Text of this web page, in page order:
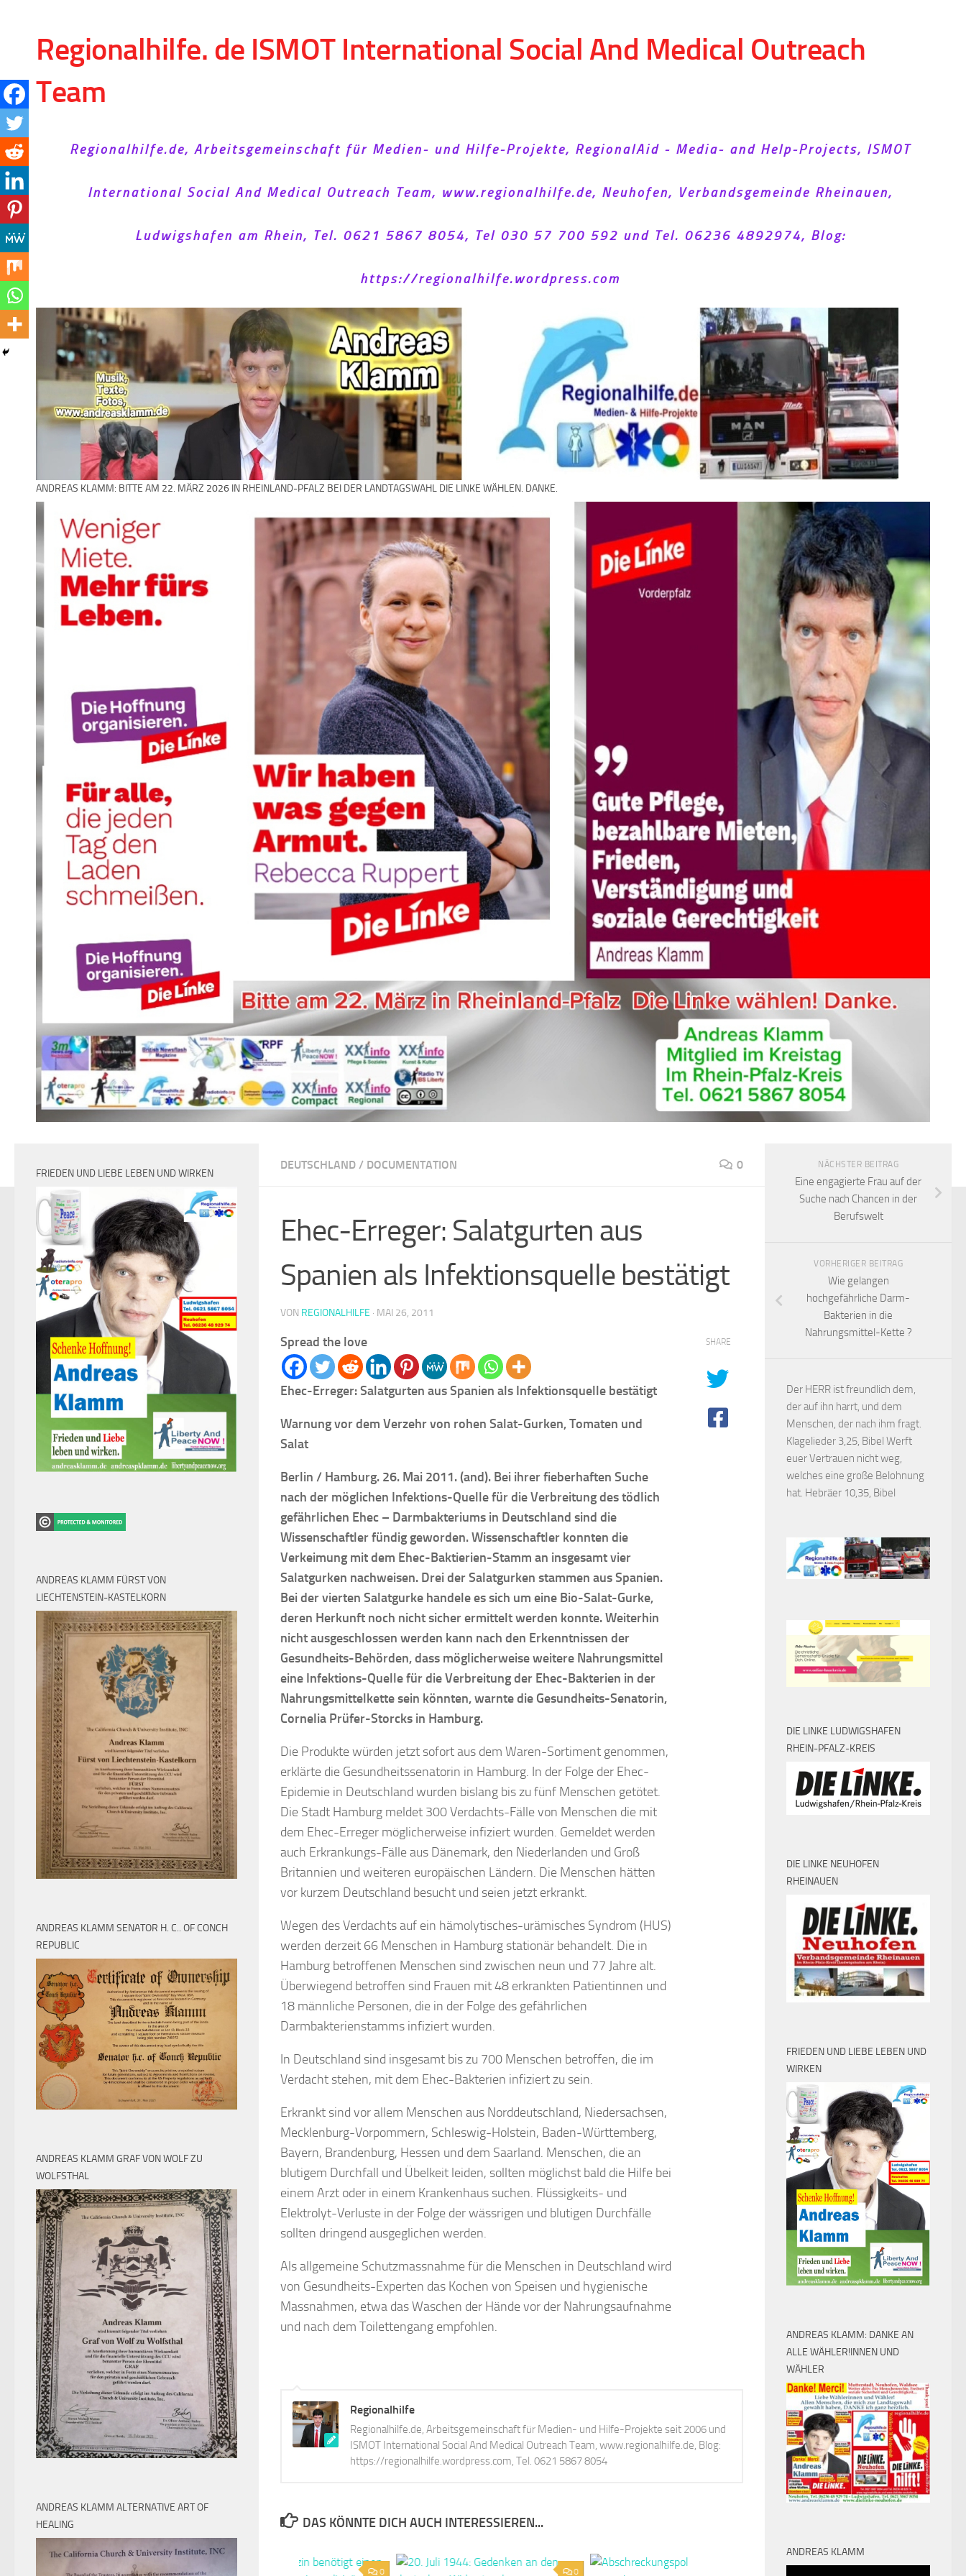
Regionalhilfe. de ISMOT International Social And Medical Outreach
Team
Regionalhilfe.de, Arbeitsgemeinschaft für Medien- und Hilfe-Projekte, RegionalAid - Media- and Help-Projects, ISMOT
International Social And Medical Outreach Team, www.regionalhilfe.de, Neuhofen, Verbandsgemeinde Rheinauen,
Ludwigshafen am Rhein, Tel. 0621 5867 8054, Tel 030 57 700 592 und Tel. 06236 4892974, Blog:
https://regionalhilfe.wordpress.com
ANDREAS KLAMM: BITTE AM 22. MÄRZ 2026 IN RHEINLAND-PFALZ BEI DER LANDTAGSWAHL DIE LINKE WÄHLEN. DANKE.
DEUTSCHLAND / DOCUMENTATION 0
Ehec-Erreger: Salatgurten aus
Spanien als Infektionsquelle bestätigt
VON REGIONALHILFE · MAI 26, 2011
Spread the love
Ehec-Erreger: Salatgurten aus Spanien als Infektionsquelle bestätigt
Warnung vor dem Verzehr von rohen Salat-Gurken, Tomaten und
Salat
Berlin / Hamburg. 26. Mai 2011. (and). Bei ihrer fieberhaften Suche
nach der möglichen Infektions-Quelle für die Verbreitung des tödlich
gefährlichen Ehec – Darmbakteriums in Deutschland sind die
Wissenschaftler fündig geworden. Wissenschaftler konnten die
Verkeimung mit dem Ehec-Baktierien-Stamm an insgesamt vier
Salatgurken nachweisen. Drei der Salatgurken stammen aus Spanien.
Bei der vierten Salatgurke handele es sich um eine Bio-Salat-Gurke,
deren Herkunft noch nicht sicher ermittelt werden konnte. Weiterhin
nicht ausgeschlossen werden kann nach den Erkenntnissen der
Gesundheits-Behörden, dass möglicherweise weitere Nahrungsmittel
eine Infektions-Quelle für die Verbreitung der Ehec-Bakterien in der
Nahrungsmittelkette sein könnten, warnte die Gesundheits-Senatorin,
Cornelia Prüfer-Storcks in Hamburg.
Die Produkte würden jetzt sofort aus dem Waren-Sortiment genommen,
erklärte die Gesundheitssenatorin in Hamburg. In der Folge der Ehec-
Epidemie in Deutschland wurden bislang bis zu fünf Menschen getötet.
Die Stadt Hamburg meldet 300 Verdachts-Fälle von Menschen die mit
dem Ehec-Erreger möglicherweise infiziert wurden. Gemeldet werden
auch Erkrankungs-Fälle aus Dänemark, den Niederlanden und Groß
Britannien und weiteren europäischen Ländern. Die Menschen hätten
vor kurzem Deutschland besucht und seien jetzt erkrankt.
Wegen des Verdachts auf ein hämolytisches-urämisches Syndrom (HUS)
werden derzeit 66 Menschen in Hamburg stationär behandelt. Die in
Hamburg betroffenen Menschen sind zwischen neun und 77 Jahre alt.
Überwiegend betroffen sind Frauen mit 48 erkrankten Patientinnen und
18 männliche Personen, die in der Folge des gefährlichen
Darmbakterienstamms infiziert wurden.
In Deutschland sind insgesamt bis zu 700 Menschen betroffen, die im
Verdacht stehen, mit dem Ehec-Bakterien infiziert zu sein.
Erkrankt sind vor allem Menschen aus Norddeutschland, Niedersachsen,
Mecklenburg-Vorpommern, Schleswig-Holstein, Baden-Württemberg,
Bayern, Brandenburg, Hessen und dem Saarland. Menschen, die an
blutigem Durchfall und Übelkeit leiden, sollten möglichst bald die Hilfe bei
einem Arzt oder in einem Krankenhaus suchen. Flüssigkeits- und
Elektrolyt-Verluste in der Folge der wässrigen und blutigen Durchfälle
sollten dringend ausgeglichen werden.
Als allgemeine Schutzmassnahme für die Menschen in Deutschland wird
von Gesundheits-Experten das Kochen von Speisen und hygienische
Massnahmen, etwa das Waschen der Hände vor der Nahrungsaufnahme
und nach dem Toilettengang empfohlen.
SHARE
Regionalhilfe
Regionalhilfe.de, Arbeitsgemeinschaft für Medien- und Hilfe-Projekte seit 2006 und
ISMOT International Social And Medical Outreach Team, www.regionalhilfe.de, Blog:
https://regionalhilfe.wordpress.com, Tel. 0621 5867 8054
DAS KÖNNTE DICH AUCH INTERESSIEREN...
0
0
FRIEDEN UND LIEBE LEBEN UND WIRKEN
ANDREAS KLAMM FÜRST VON
LIECHTENSTEIN-KASTELKORN
ANDREAS KLAMM SENATOR H. C.. OF CONCH
REPUBLIC
ANDREAS KLAMM GRAF VON WOLF ZU
WOLFSTHAL
ANDREAS KLAMM ALTERNATIVE ART OF
HEALING
NÄCHSTER BEITRAG
Eine engagierte Frau auf der
Suche nach Chancen in der
Berufswelt
VORHERIGER BEITRAG
Wie gelangen
hochgefährliche Darm-
Bakterien in die
Nahrungsmittel-Kette ?
Der HERR ist freundlich dem,
der auf ihn harrt, und dem
Menschen, der nach ihm fragt.
Klagelieder 3,25, Bibel Werft
euer Vertrauen nicht weg,
welches eine große Belohnung
hat. Hebräer 10,35, Bibel
DIE LINKE LUDWIGSHAFEN
RHEIN-PFALZ-KREIS
DIE LINKE NEUHOFEN
RHEINAUEN
FRIEDEN UND LIEBE LEBEN UND
WIRKEN
ANDREAS KLAMM: DANKE AN
ALLE WÄHLER!INNEN UND
WÄHLER
ANDREAS KLAMM